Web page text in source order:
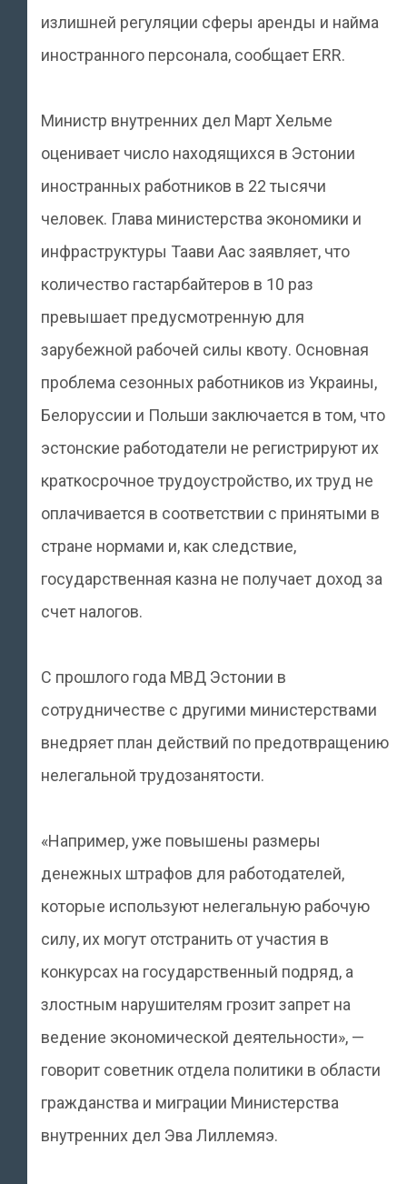
излишней регуляции сферы аренды и найма
иностранного персонала, сообщает ERR.
Министр внутренних дел Март Хельме
оценивает число находящихся в Эстонии
иностранных работников в 22 тысячи
человек. Глава министерства экономики и
инфраструктуры Таави Аас заявляет, что
количество гастарбайтеров в 10 раз
превышает предусмотренную для
зарубежной рабочей силы квоту. Основная
проблема сезонных работников из Украины,
Белоруссии и Польши заключается в том, что
эстонские работодатели не регистрируют их
краткосрочное трудоустройство, их труд не
оплачивается в соответствии с принятыми в
стране нормами и, как следствие,
государственная казна не получает доход за
счет налогов.
С прошлого года МВД Эстонии в
сотрудничестве с другими министерствами
внедряет план действий по предотвращению
нелегальной трудозанятости.
«Например, уже повышены размеры
денежных штрафов для работодателей,
которые используют нелегальную рабочую
силу, их могут отстранить от участия в
конкурсах на государственный подряд, а
злостным нарушителям грозит запрет на
ведение экономической деятельности», —
говорит советник отдела политики в области
гражданства и миграции Министерства
внутренних дел Эва Лиллемяэ.